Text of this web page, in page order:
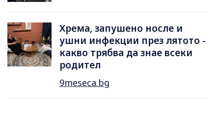
Хрема, запушено носле и
ушни инфекции през лятотo -
какво трябва да знае всеки
родител
9meseca.bg